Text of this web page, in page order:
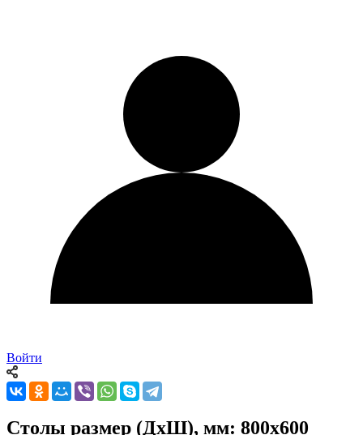
Войти
Столы размер (ДхШ), мм: 800х600